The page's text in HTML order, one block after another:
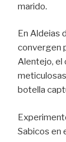
marido.
En Aldeias
convergen
Alentejo, el
botella
Sabicos en